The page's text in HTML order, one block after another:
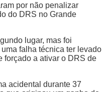
por não penalizar
do DRS no Grande
lugar, mas foi
falha técnica ter levado
forçado a ativar o DRS de
acidental durante 37